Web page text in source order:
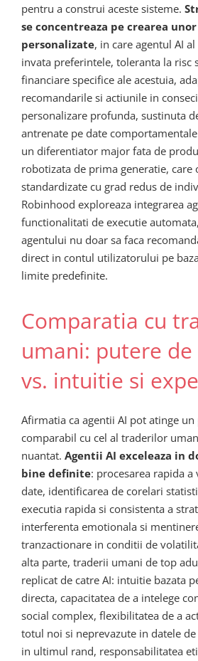
pentru a construi aceste sisteme.
se concentreaza pe crearea
personalizate, in care agentul AI
invata preferintele, toleranta la risc
financiare specifice ale acestuia,
recomandarile si actiunile in
personalizare profunda, sustinuta
antrenate pe date
un diferentiator major fata de
robotizata de prima generatie, care
standardizate cu grad redus de
Robinhood exploreaza integrarea
functionalitati de executie
agentului nu doar sa faca
direct in contul utilizatorului pe
limite predefinite.
Comparatia cu
umani: putere
vs. intuitie si
Afirmatia ca agentii AI pot atinge
comparabil cu cel al traderilor
nuantat. Agentii AI exceleaza in
bine definite: procesarea rapida
date, identificarea de corelari
executia rapida si consistenta a
interferenta emotionala si
tranzactionare in conditii de
alta parte, traderii umani de top
replicat de catre AI: intuitie bazata
directa, capacitatea de a intelege
social complex, flexibilitatea de a
totul noi si neprevazute in datele
in ultimul rand, responsabilitatea